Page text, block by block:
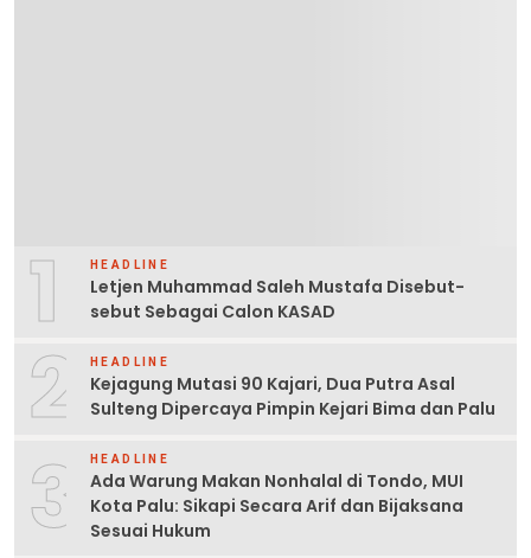
1 HEADLINE
Letjen Muhammad Saleh Mustafa Disebut-
sebut Sebagai Calon KASAD
2 HEADLINE
Kejagung Mutasi 90 Kajari, Dua Putra Asal
Sulteng Dipercaya Pimpin Kejari Bima dan Palu
3 HEADLINE
Ada Warung Makan Nonhalal di Tondo, MUI
Kota Palu: Sikapi Secara Arif dan Bijaksana
Sesuai Hukum